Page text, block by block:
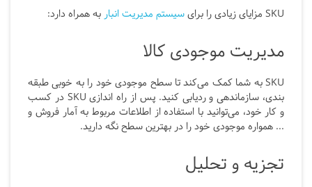
SKU مزایای زیادی را برای سیستم مدیریت انباربه همراه دارد:
مدیریت موجودی کالا
SKUبه شما کمک می‌کند تا سطح موجودی خود را به خوبی طبقه
بندی، سازماندهی و ردیابی کنید. پس از راه اندازی SKU در کسب
و کار خود، می‌توانید با استفاده از اطلاعات مربوط به آمار فروش و
... همواره موجودی خود را در بهترین سطح نگه دارید.
تجزیه و تحلیل